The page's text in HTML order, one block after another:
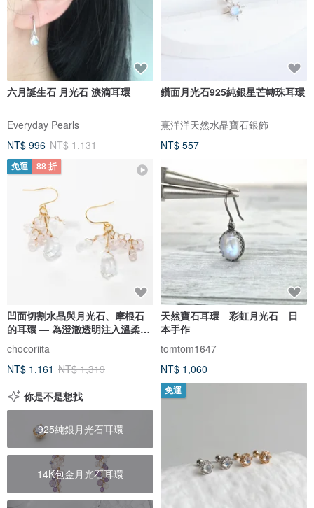
六月誕生石 月光石 淚滴耳環
Everyday Pearls
NT$ 996 NT$ 1,131
鑽面月光石925純銀星芒轉珠耳環
熹洋洋天然水晶寶石銀飾
NT$ 557
免運 88 折
凹面切割水晶與月光石、摩根石
的耳環 — 為澄澈透明注入溫柔的
閃耀 —
chocoriita
NT$ 1,161 NT$ 1,319
天然寶石耳環 彩虹月光石 日
本手作
tomtom1647
NT$ 1,060
你是不是想找
925純銀月光石耳環
14K包金月光石耳環
免運